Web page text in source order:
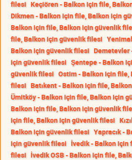
filesi Keçiören - Balkon için file,
Dikmen - Balkon için file, Balkon için
Balkon için file, Balkon için güvenlik
file, Balkon için güvenlik filesi
Balkon için güvenlik filesi Demetevler
için güvenlik filesi Şentepe - Balkon
güvenlik filesi Ostim - Balkon için
filesi Batıkent - Balkon için file,
Ümitköy - Balkon için file, Balkon için
Balkon için file, Balkon için güvenlik
için file, Balkon için güvenlik filesi
Balkon için güvenlik filesi Yapracık -
için güvenlik filesi İvedik - Balkon için
filesi İvedik OSB - Balkon için file,